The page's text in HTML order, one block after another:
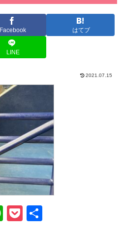
Facebook はてブ
LINE
2021.07.15
W P